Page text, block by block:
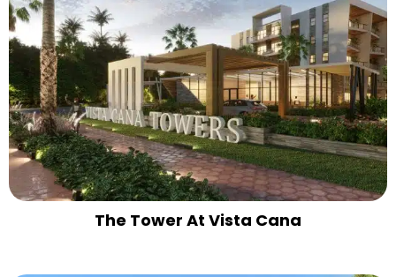
The Tower At Vista Cana